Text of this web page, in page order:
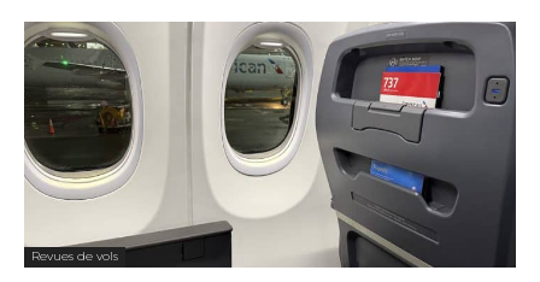
Revues de vols